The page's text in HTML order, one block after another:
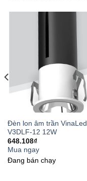
Đèn lon âm trần VinaLed
V3DLF-12 12W
648.108₫
Mua ngay
Đang bán chạy